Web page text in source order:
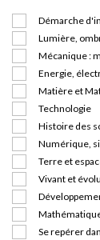
Démarche
Lumière,
Mécanique :
Energie,
Matière et
Technologie
Histoire des
Numérique,
Terre et
Vivant et
Se repérer